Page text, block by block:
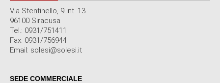
Via Stentinello, 9 int. 13
96100 Siracusa
Tel.: 0931/751411
Fax: 0931/756944
Email: solesi@solesi.it
SEDE COMMERCIALE